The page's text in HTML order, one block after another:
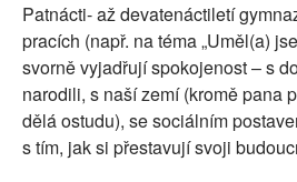
Patnácti- až devatenáctiletí
pracích (např. na téma „Uměl(a)
svorně vyjadřují spokojenost – s
narodili, s naší zemí (kromě pana
dělá ostudu), se sociálním
s tím, jak si přestavují svoji